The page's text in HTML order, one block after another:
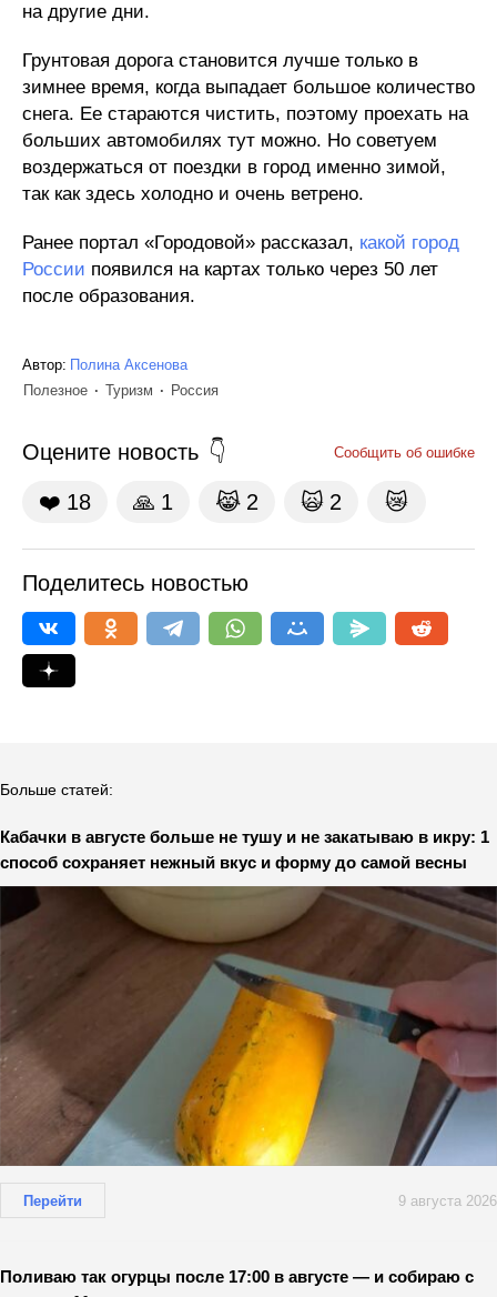
на другие дни.
Грунтовая дорога становится лучше только в
зимнее время, когда выпадает большое количество
снега. Ее стараются чистить, поэтому проехать на
больших автомобилях тут можно. Но советуем
воздержаться от поездки в город именно зимой,
так как здесь холодно и очень ветрено.
Ранее портал «Городовой» рассказал, какой город
России появился на картах только через 50 лет
после образования.
Автор: Полина Аксенова
Полезное
Туризм Россия
Оцените новость Сообщить об ошибке
❤️ 18 🙏 1 😹 2 🙀 2 😿
Поделитесь новостью
Больше статей:
Кабачки в августе больше не тушу и не закатываю в икру: 1
способ сохраняет нежный вкус и форму до самой весны
Перейти 9 августа 2026
Поливаю так огурцы после 17:00 в августе — и собираю с